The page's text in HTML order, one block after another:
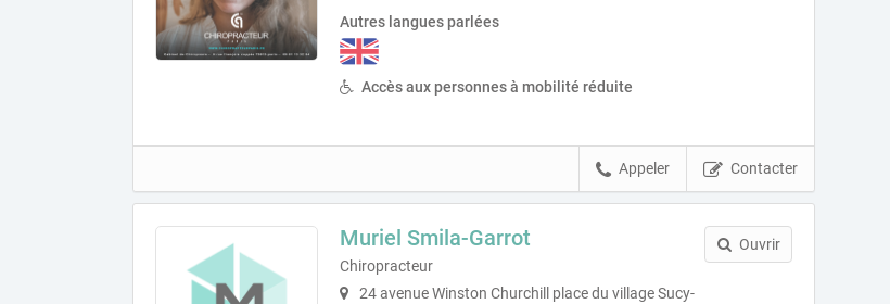
Autres langues parlées
Accès aux personnes à mobilité réduite
Contacter
Appeler
Muriel Smila-Garrot
Chiropracteur
24 avenue Winston Churchill place du village Sucy-
Ouvrir